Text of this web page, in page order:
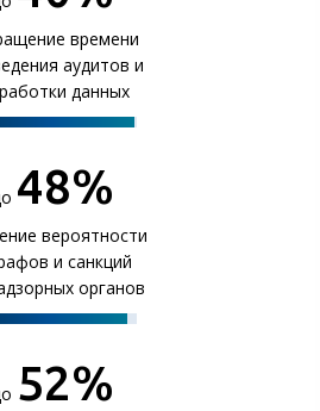
времени
аудитов и
данных
50%
вероятности
и санкций
органов
60%